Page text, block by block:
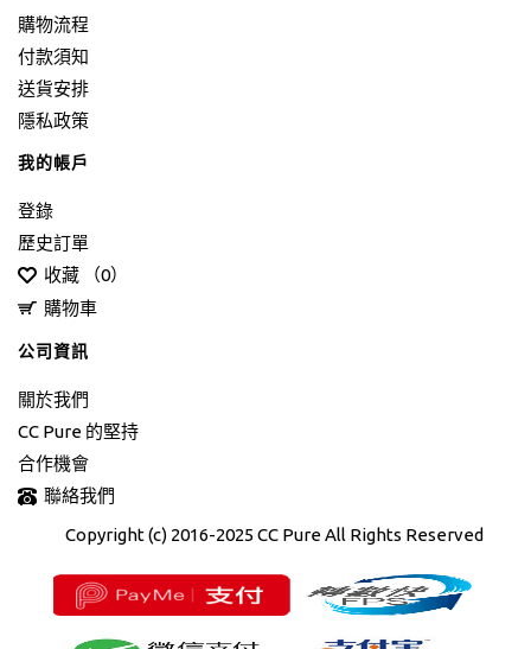
購物流程
付款須知
送貨安排
隱私政策
我的帳戶
登錄
歷史訂單
收藏 （0）
購物車
公司資訊
關於我們
CC Pure 的堅持
合作機會
聯絡我們
Copyright (c) 2016-2025 CC Pure All Rights Reserved